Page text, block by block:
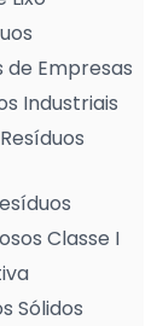
de Empresas
Industriais
Classe I
Sólidos